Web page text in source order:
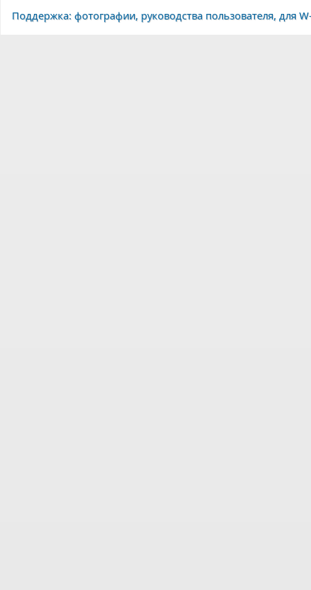
Поддержка: фотографии, руководства пользователя, для